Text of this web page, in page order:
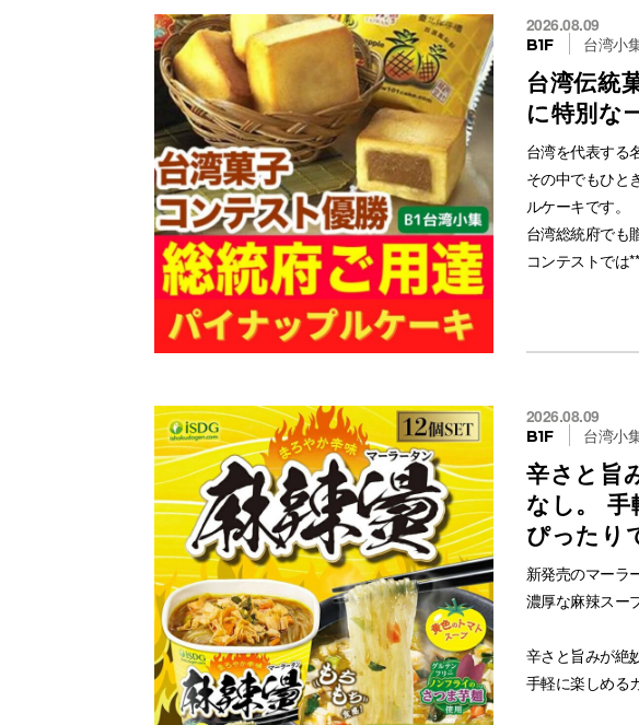
店頭にてテスタ
ご来店お待ちし
#コスメデコルテ
#コスデコ
#クレンジング
#美容水
#ローズエッセン
#天然由来
#新商品
と、上品な味わ
美しい陶器製で
お楽しみいただ
日の暮らしに、
2026.08.09
B1F 台湾小
台湾伝統
に特別な
台湾を代表する
その中でもひと
ルケーキです。
台湾総統府でも
コンテストでは
台湾旅行に行
いています。
贈答品としても
実際にお話を伺
安心・安全はも
そのまま常温
に！
2026.08.09
B1F 台湾小
辛さと旨
なし。
ぴったり
新発売のマーラ
濃厚な麻辣スー
辛さと旨みが絶
手軽に楽しめる